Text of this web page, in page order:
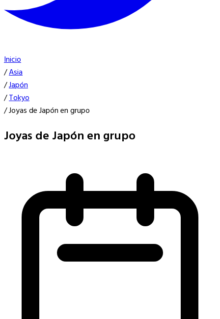
Inicio
/Asia
/Japón
/Tokyo
/Joyas de Japón en grupo
Joyas de Japón en grupo